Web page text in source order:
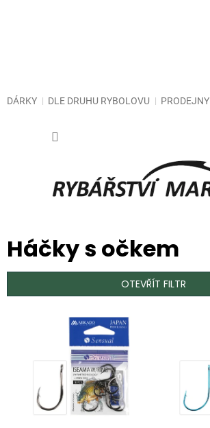
DÁRKY DLE DRUHU RYBOLOVU PRODEJNY
Háčky s očkem
OTEVŘÍT FILTR